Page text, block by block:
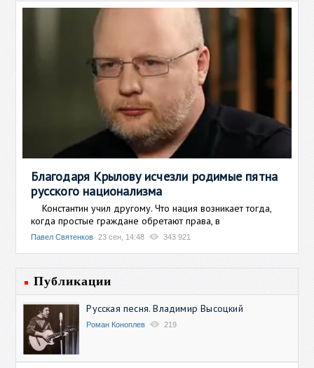
Благодаря Крылову исчезли родимые пятна
русского национализма
Константин учил другому. Что нация возникает тогда,
когда простые граждане обретают права, в
Павел Святенков 23 сен, 14:48 343 921
Публикации
Русская песня. Владимир Высоцкий
Роман Коноплев 219